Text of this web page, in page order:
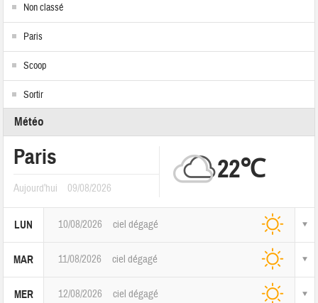
Non classé
Paris
Scoop
Sortir
Météo
Paris
Aujourd'hui 09/08/2026
22℃
LUN 10/08/2026 ciel dégagé
MAR 11/08/2026 ciel dégagé
MER 12/08/2026 ciel dégagé